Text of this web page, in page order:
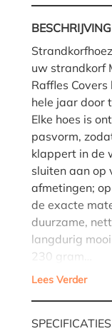
BESCHRIJVING
uw strandkorf
Raffles
hele jaar door
Elke hoes is
pasvorm,
klappert in de
sluiten aan op
afmetingen;
de exacte
duurzame,
langdurig
230 gram…
Lees Verder
SPECIFICATIES